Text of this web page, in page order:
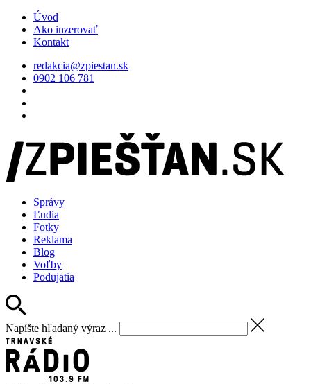
Úvod
Ako inzerovať
Kontakt
redakcia@zpiestan.sk
0902 106 781
Správy
Ľudia
Fotky
Reklama
Blog
Voľby
Podujatia
Napíšte hľadaný výraz ...